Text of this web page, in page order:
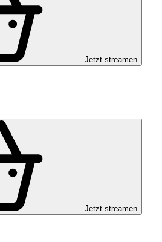
Jetzt streamen
Jetzt streamen